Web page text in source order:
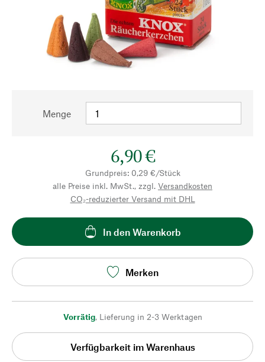
Menge
6,90 €
Grundpreis: 0,29 €/Stück
alle Preise inkl. MwSt., zzgl. Versandkosten
CO₂-reduzierter Versand mit DHL
In den Warenkorb
Merken
Vorrätig, Lieferung in 2-3 Werktagen
Verfügbarkeit im Warenhaus